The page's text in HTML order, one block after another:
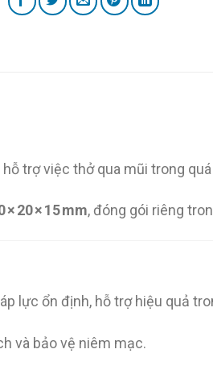
trợ việc thở qua mũi trong
× 20 × 15 mm, đóng gói riêng
lực ổn định, hỗ trợ hiệu quả
và bảo vệ niêm mạc.